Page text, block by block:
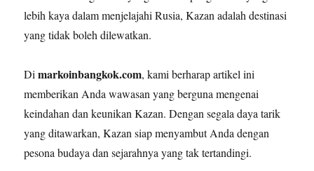
lebih kaya dalam menjelajahi Rusia, Kazan adalah destinasi
yang tidak boleh dilewatkan.
Dimarkoinbangkok.com, kami berharap artikel ini
memberikan Anda wawasan yang berguna mengenai
keindahan dan keunikan Kazan. Dengan segala daya tarik
yang ditawarkan, Kazan siap menyambut Anda dengan
pesona budaya dan sejarahnya yang tak tertandingi.